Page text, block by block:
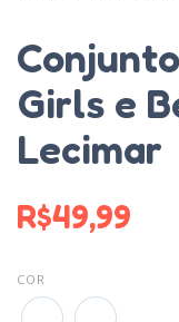
Girls e
Lecimar
R$49,99
COR